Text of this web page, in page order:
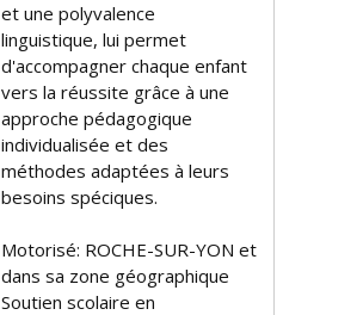
et une polyvalence
linguistique, lui permet
d'accompagner chaque enfant
vers la réussite grâce à une
approche pédagogique
individualisée et des
méthodes adaptées à leurs
besoins spécifiques.
Motorisé: ROCHE-SUR-YON et
dans sa zone géographique
Soutien scolaire en